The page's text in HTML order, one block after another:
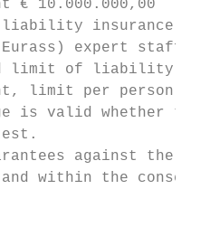
€ 10.000.000,00
insurance
expert staff.
limit of liability
limit per person
is valid whether
against the
within the